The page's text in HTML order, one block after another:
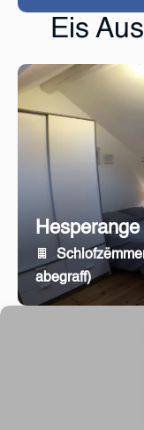
Eis
Hesperange
abegraff)